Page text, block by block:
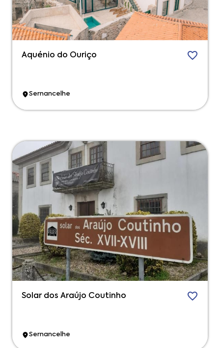
Aquénio do Ouriço
Sernancelhe
Solar dos Araújo Coutinho
Sernancelhe